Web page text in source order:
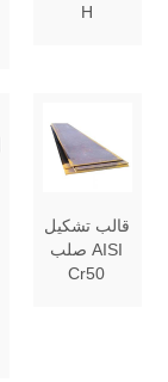
H
قالب تشكيل
صلب AISI
Cr50